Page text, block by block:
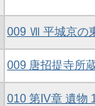
009 Ⅶ 平城京の
009 唐招提寺所
010 第IV章 遺物